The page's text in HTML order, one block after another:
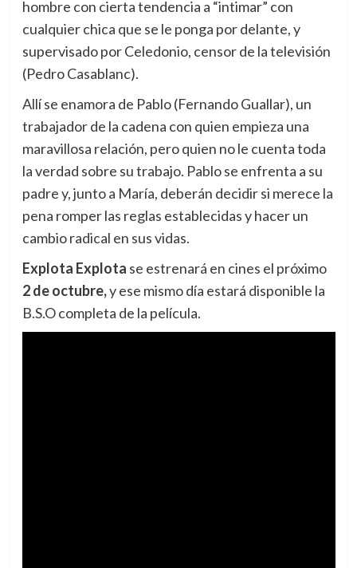
hombre con cierta tendencia a “intimar” con
cualquier chica que se le ponga por delante, y
supervisado por Celedonio, censor de la televisión
(Pedro Casablanc).
Allí se enamora de Pablo (Fernando Guallar), un
trabajador de la cadena con quien empieza una
maravillosa relación, pero quien no le cuenta toda
la verdad sobre su trabajo. Pablo se enfrenta a su
padre y, junto a María, deberán decidir si merece la
pena romper las reglas establecidas y hacer un
cambio radical en sus vidas.
Explota Explota se estrenará en cines el próximo
2 de octubre,y ese mismo día estará disponible la
B.S.O completa de la película.